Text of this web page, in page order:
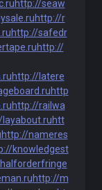
http://seaw
http://r
http://safedr
http://
http://latere
http
http://railwa
htt
http://nameres
knowledgest
http://m